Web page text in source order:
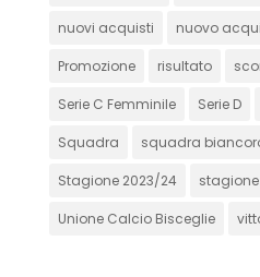
nuovi acquisti nuovo
Promozione risultato
Serie C Femminile Serie D
Squadra squadra
Stagione 2023/24
Unione Calcio Bisceglie